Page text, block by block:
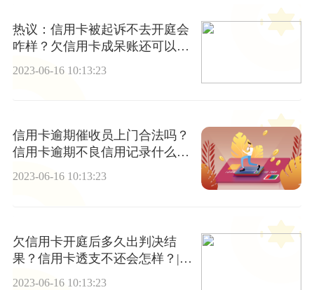
热议：信用卡被起诉不去开庭会
咋样？欠信用卡成呆账还可以坐
2023-06-16 10:13:23
信用卡逾期催收员上门合法吗？
信用卡逾期不良信用记录什么时
候会消除？ 天天热资讯
2023-06-16 10:13:23
欠信用卡开庭后多久出判决结
果？信用卡透支不还会怎样？|全
2023-06-16 10:13:23